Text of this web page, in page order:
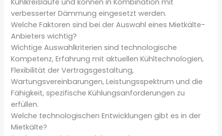
Kühlkreisläufe und können in Kombination mit
verbesserter Dämmung eingesetzt werden.
Welche Faktoren sind bei der Auswahl eines Mietkälte-
Anbieters wichtig?
Wichtige Auswahlkriterien sind technologische
Kompetenz, Erfahrung mit aktuellen Kühltechnologien,
Flexibilität der Vertragsgestaltung,
Wartungsvereinbarungen, Leistungsspektrum und die
Fähigkeit, spezifische Kühlungsanforderungen zu
erfüllen.
Welche technologischen Entwicklungen gibt es in der
Mietkälte?